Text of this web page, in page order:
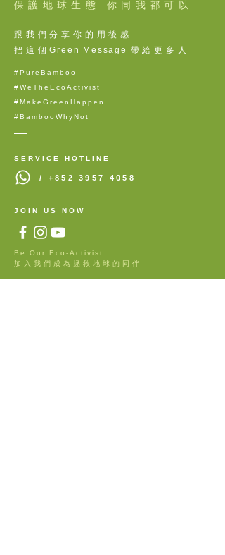
保護地球生態 你同我都可以
跟我們分享你的用後感
把這個Green Message 帶給更多人
#PureBamboo
#WeTheEcoActivist
#MakeGreenHappen
#BambooWhyNot
SERVICE HOTLINE
/ +852 3957 4058
JOIN US NOW
Be Our Eco-Activist
​加入我們成為拯救地球的同伴